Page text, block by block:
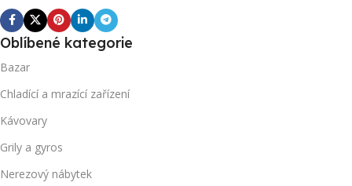
Oblíbené kategorie
Bazar
Chladící a mrazící zařízení
Kávovary
Grily a gyros
Nerezový nábytek